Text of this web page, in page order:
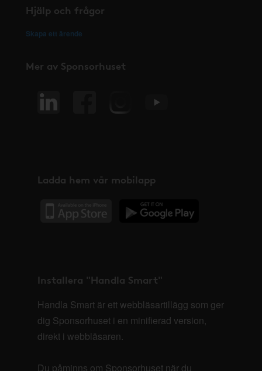
Hjälp och frågor
Skapa ett ärende
Mer av Sponsorhuset
Ladda hem vår mobilapp
Installera "Handla Smart"
Handla Smart är ett webbläsartillägg som ger
dig Sponsorhuset i en minifierad version,
direkt i webbläsaren.
Du påminns om Sponsorhuset när du